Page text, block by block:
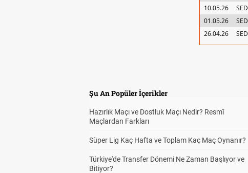
10.05.26
SED
01.05.26
SED
26.04.26
SED
Şu An Popüler İçerikler
Hazırlık Maçı ve Dostluk Maçı Nedir? Resmî
Maçlardan Farkları
Süper Lig Kaç Hafta ve Toplam Kaç Maç Oynanır?
Türkiye'de Transfer Dönemi Ne Zaman Başlıyor ve
Bitiyor?